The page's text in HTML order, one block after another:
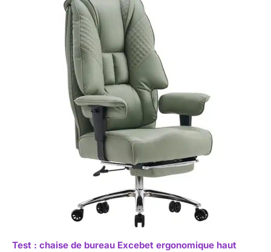
Test : chaise de bureau Excebet ergonomique haut